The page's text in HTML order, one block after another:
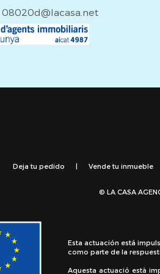
08020d@lacasa.net
Deja tu pedido | Vende tu inmueble
© LA CASA
Esta actuación está
como parte de la
Aquesta actuació està